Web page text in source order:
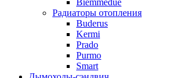
Biemmedue
Радиаторы отопления
Buderus
Kermi
Prado
Purmo
Smart